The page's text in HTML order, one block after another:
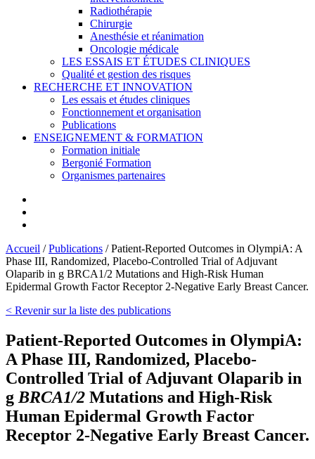
Radiothérapie
Chirurgie
Anesthésie et réanimation
Oncologie médicale
LES ESSAIS ET ÉTUDES CLINIQUES
Qualité et gestion des risques
RECHERCHE ET INNOVATION
Les essais et études cliniques
Fonctionnement et organisation
Publications
ENSEIGNEMENT & FORMATION
Formation initiale
Bergonié Formation
Organismes partenaires
Accueil /Publications /Patient-Reported Outcomes in OlympiA: A
Phase III, Randomized, Placebo-Controlled Trial of Adjuvant
Olaparib in g BRCA1/2 Mutations and High-Risk Human
Epidermal Growth Factor Receptor 2-Negative Early Breast Cancer.
< Revenir sur la liste des publications
Patient-Reported Outcomes in OlympiA:
A Phase III, Randomized, Placebo-
Controlled Trial of Adjuvant Olaparib in
g BRCA1/2 Mutations and High-Risk
Human Epidermal Growth Factor
Receptor 2-Negative Early Breast Cancer.